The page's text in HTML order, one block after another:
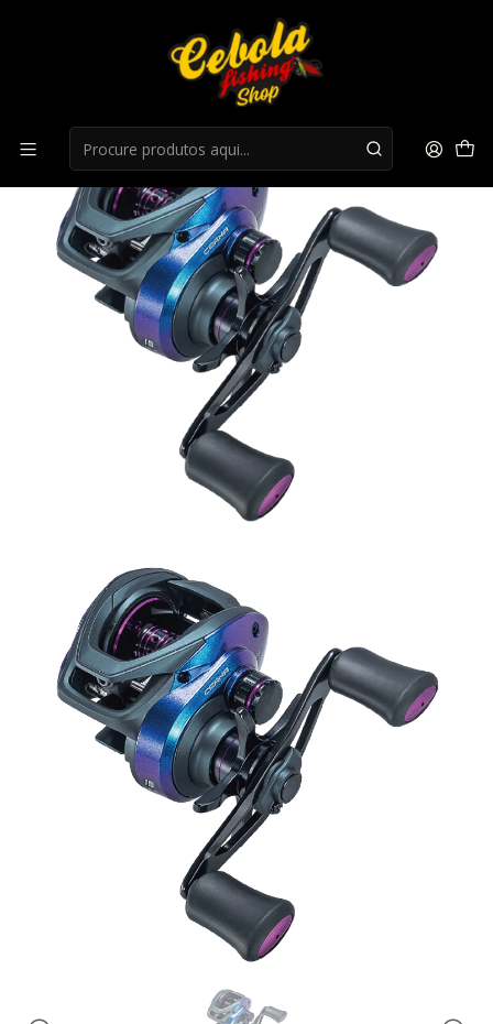
Carretos Casting
Carreto MajorCraft Ceana Casting